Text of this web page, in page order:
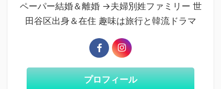
ペーパー結婚＆離婚 →夫婦別姓ファミリー 世
田谷区出身＆在住 趣味は旅行と韓流ドラマ
プロフィール